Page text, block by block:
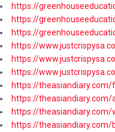
https://
https://
https://
https://
https://
https://
https://theasiandiary.com/
https://theasiandiary.com/
https://
https://